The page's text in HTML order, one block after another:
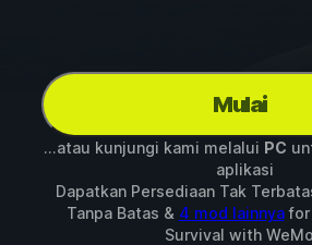
Mulai
...atau kunjungi kami melalui PC
aplikasi
Dapatkan Persediaan Tak
Tanpa Batas & 4 mod lainnyafor
Survival with